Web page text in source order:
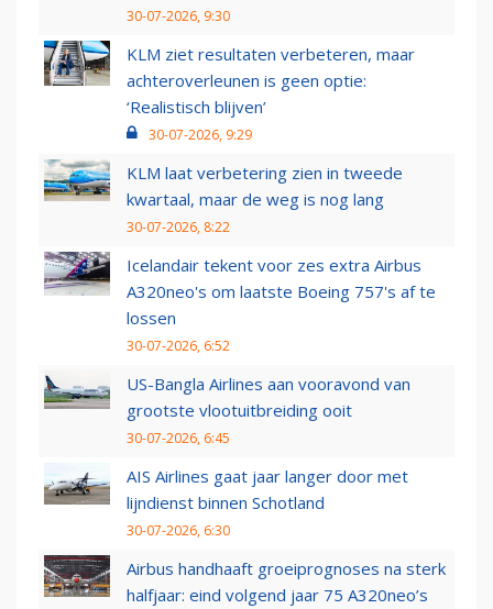
30-07-2026, 9:30
KLM ziet resultaten verbeteren, maar
achteroverleunen is geen optie:
‘Realistisch blijven’
30-07-2026, 9:29
KLM laat verbetering zien in tweede
kwartaal, maar de weg is nog lang
30-07-2026, 8:22
Icelandair tekent voor zes extra Airbus
A320neo's om laatste Boeing 757's af te
lossen
30-07-2026, 6:52
US-Bangla Airlines aan vooravond van
grootste vlootuitbreiding ooit
30-07-2026, 6:45
AIS Airlines gaat jaar langer door met
lijndienst binnen Schotland
30-07-2026, 6:30
Airbus handhaaft groeiprognoses na sterk
halfjaar: eind volgend jaar 75 A320neo’s